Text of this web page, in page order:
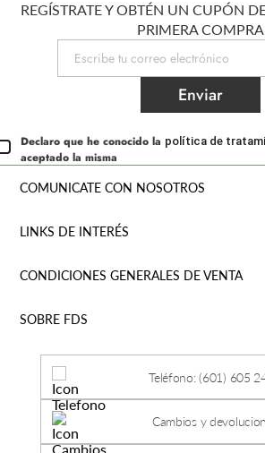
REGÍSTRATE Y OBTÉN UN CUPÓN
PRIMERA COMPRA
Enviar
Declaro que he conocido la política de
aceptado la misma
COMUNICATE CON NOSOTROS
LINKS DE INTERÉS
CONDICIONES GENERALES DE VENTA
SOBRE FDS
Teléfono: (601) 605
Cambios y